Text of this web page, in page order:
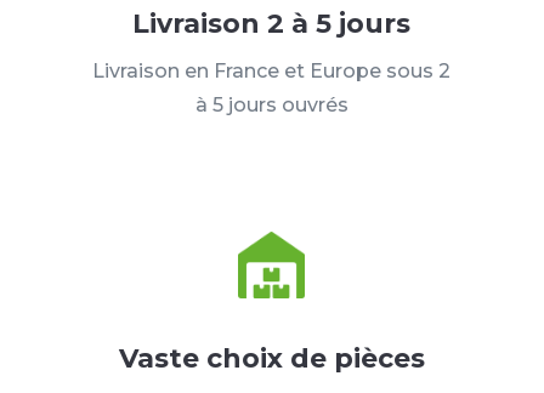
Livraison 2 à 5 jours
Livraison en France et Europe sous 2
à 5 jours ouvrés
Vaste choix de pièces